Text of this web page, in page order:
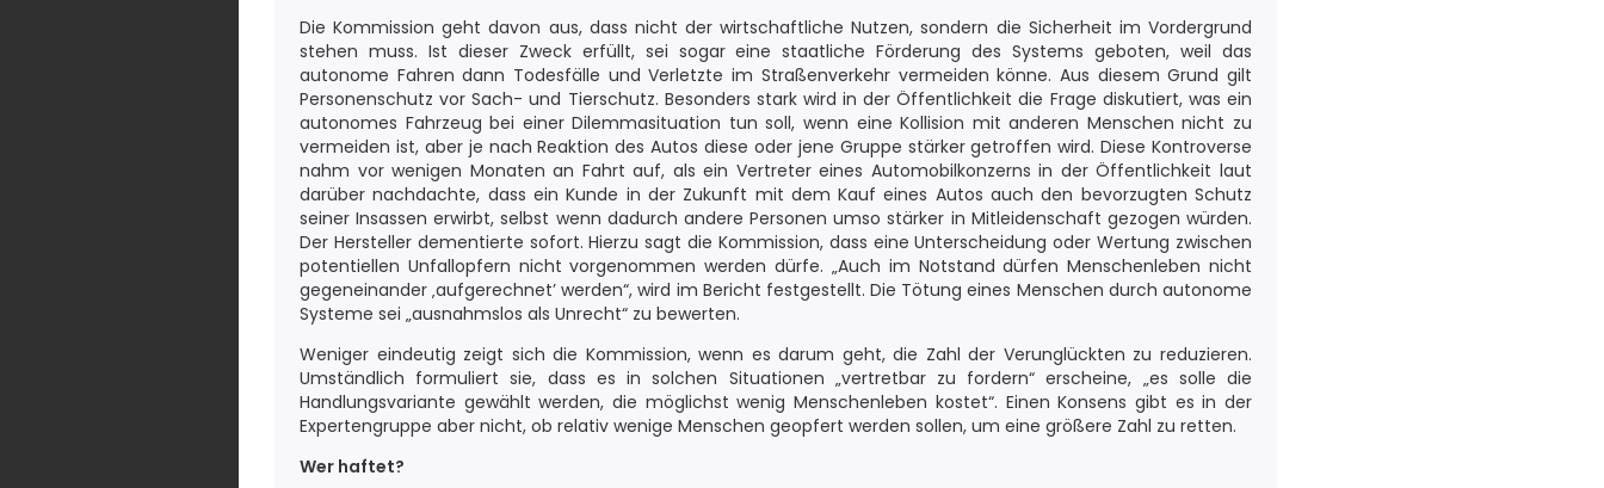
Die Kommission geht davon aus, dass nicht der wirtschaftliche Nutzen, sondern die Sicherheit im Vordergrund
stehen muss. Ist dieser Zweck erfüllt, sei sogar eine staatliche Förderung des Systems geboten, weil das
autonome Fahren dann Todesfälle und Verletzte im Straßenverkehr vermeiden könne. Aus diesem Grund gilt
Personenschutz vor Sach- und Tierschutz. Besonders stark wird in der Öffentlichkeit die Frage diskutiert, was ein
autonomes Fahrzeug bei einer Dilemmasituation tun soll, wenn eine Kollision mit anderen Menschen nicht zu
vermeiden ist, aber je nach Reaktion des Autos diese oder jene Gruppe stärker getroffen wird. Diese Kontroverse
nahm vor wenigen Monaten an Fahrt auf, als ein Vertreter eines Automobilkonzerns in der Öffentlichkeit laut
darüber nachdachte, dass ein Kunde in der Zukunft mit dem Kauf eines Autos auch den bevorzugten Schutz
seiner Insassen erwirbt, selbst wenn dadurch andere Personen umso stärker in Mitleidenschaft gezogen würden.
Der Hersteller dementierte sofort. Hierzu sagt die Kommission, dass eine Unterscheidung oder Wertung zwischen
potentiellen Unfallopfern nicht vorgenommen werden dürfe. „Auch im Notstand dürfen Menschenleben nicht
gegeneinander ‚aufgerechnet’ werden“, wird im Bericht festgestellt. Die Tötung eines Menschen durch autonome
Systeme sei „ausnahmslos als Unrecht“ zu bewerten.
Weniger eindeutig zeigt sich die Kommission, wenn es darum geht, die Zahl der Verunglückten zu reduzieren.
Umständlich formuliert sie, dass es in solchen Situationen „vertretbar zu fordern“ erscheine, „es solle die
Handlungsvariante gewählt werden, die möglichst wenig Menschenleben kostet“. Einen Konsens gibt es in der
Expertengruppe aber nicht, ob relativ wenige Menschen geopfert werden sollen, um eine größere Zahl zu retten.
Wer haftet?